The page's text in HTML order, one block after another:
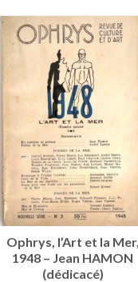
Ophrys, l’Art et la Mer,
1948 – Jean HAMON
(dédicacé)